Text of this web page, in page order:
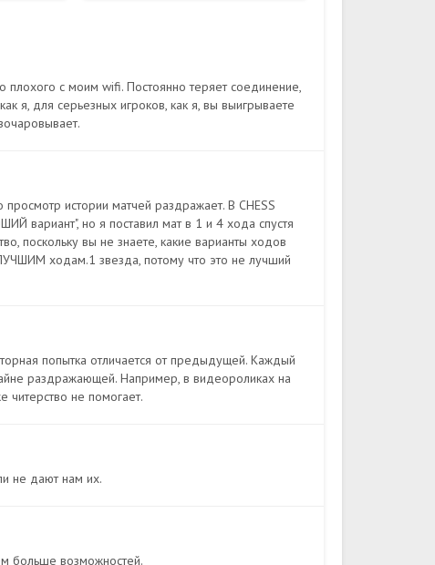
плохого с моим wifi. Постоянно теряет соединение,
я, для серьезных игроков, как я, вы выигрываете
истории матчей раздражает. В CHESS
вариант", но я поставил мат в 1 и 4 хода спустя
поскольку вы не знаете, какие варианты ходов
ходам.1 звезда, потому что это не лучший
попытка отличается от предыдущей. Каждый
раздражающей. Например, в видеороликах на
не помогает.
не дают нам их.
больше возможностей.